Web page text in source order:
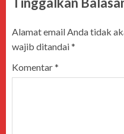
Alamat email Anda tidak
wajib ditandai*
Komentar*